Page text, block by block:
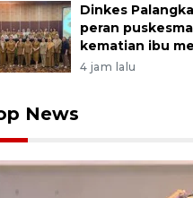
Dinkes
peran
kematian ibu
4 jam lalu
News